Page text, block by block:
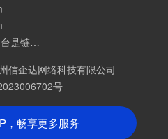
，畅享更多服务
平台介绍：企谈商务资源对接平台是链接资源人脉与客户的平台,也是地推app接任务平台、地推拉新团队接单平台。平台汇聚100W+商务资源，地推拉新、APP推广、BD异业合作等业务可免费发布。同时全国的地推团队和个人都可在地推接单平台找到赚钱项目和分享交流地推问题。
信企达网络科技有限公司
号